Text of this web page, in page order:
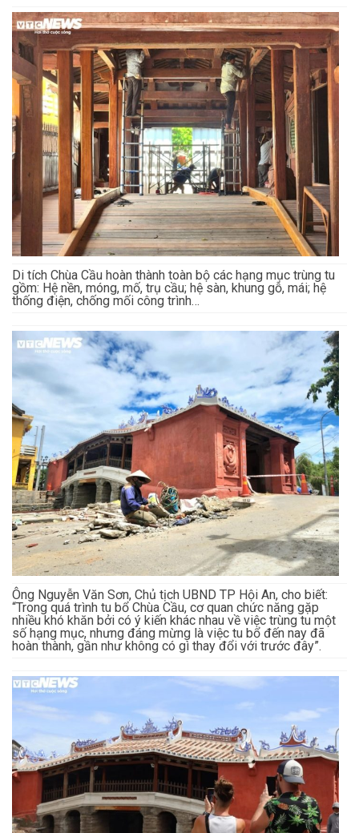
Di tích Chùa Cầu hoàn thành toàn bộ các hạng mục trùng tu
gồm: Hệ nền, móng, mố, trụ cầu; hệ sàn, khung gỗ, mái; hệ
thống điện, chống mối công trình…
Ông Nguyễn Văn Sơn, Chủ tịch UBND TP Hội An, cho biết:
“Trong quá trình tu bổ Chùa Cầu, cơ quan chức năng gặp
nhiều khó khăn bởi có ý kiến khác nhau về việc trùng tu một
số hạng mục, nhưng đáng mừng là việc tu bổ đến nay đã
hoàn thành, gần như không có gì thay đổi với trước đây”.